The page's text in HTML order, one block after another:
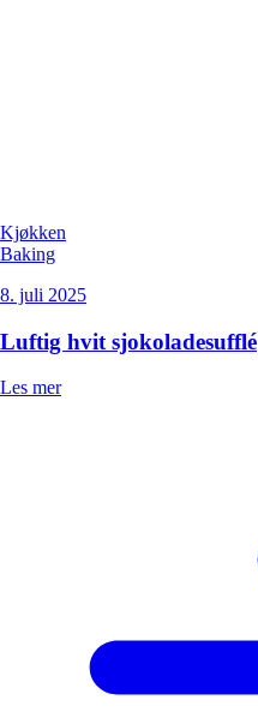
Kjøkken
Baking
8. juli 2025
Luftig hvit sjokoladesufflé
Les mer